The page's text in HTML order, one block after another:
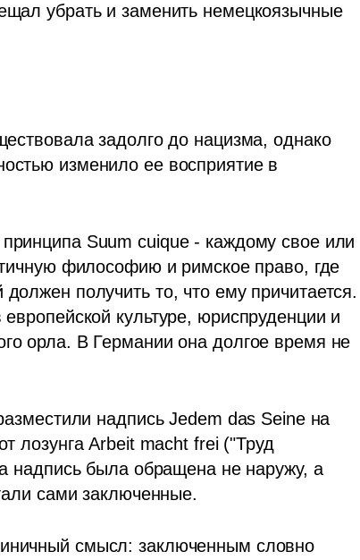
убрать и заменить немецкоязычные
задолго до нацизма, однако
изменило ее восприятие в
Suum cuique - каждому свое или
философию и римское право, где
получить то, что ему причитается.
культуре, юриспруденции и
орла. В Германии она долгое время не
надпись Jedem das Seine на
лозунга Arbeit macht frei ("Труд
надпись была обращена не наружу, а
сами заключенные.
смысл: заключенным словно